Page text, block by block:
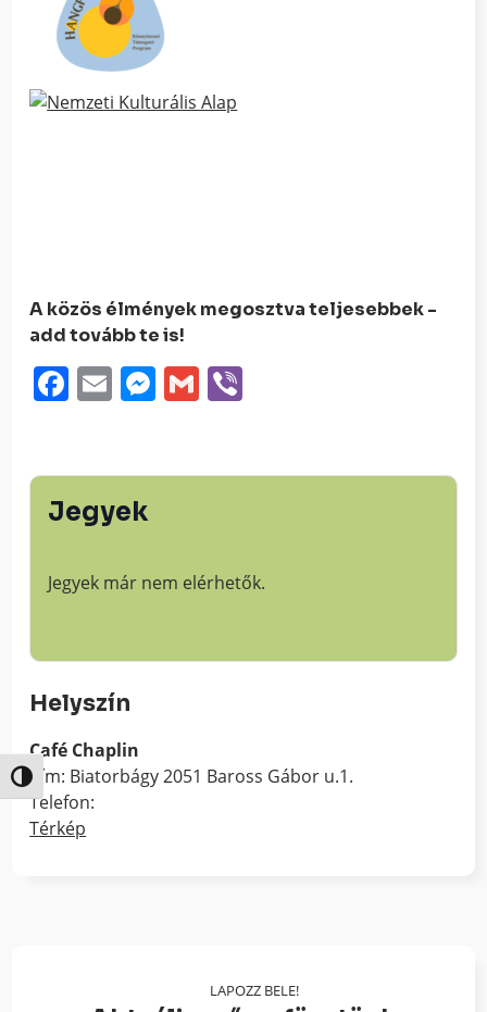
Nagy kontraszt váltása
A közös élmények megosztva teljesebbek -
add tovább te is!
Facebook
EmailMessenger
Gmail
Jegyek
Jegyek már nem elérhetők.
Helyszín
Café Chaplin
Cím: Biatorbágy 2051 Baross Gábor u.1.
Telefon:
Térkép
LAPOZZ BELE!